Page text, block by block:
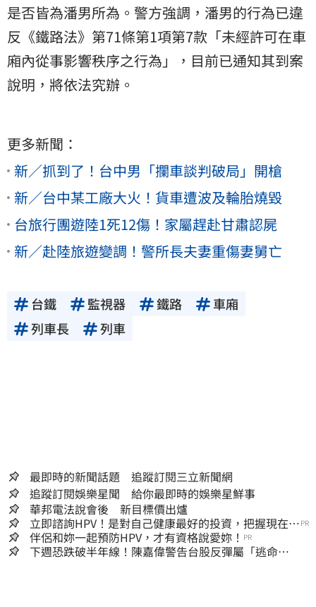
是否皆為潘男所為。警方強調，潘男的行為已違
反《鐵路法》第71條第1項第7款「未經許可在車
廂內從事影響秩序之行為」，目前已通知其到案
說明，將依法究辦。
更多新聞：
新／抓到了！台中男「攔車談判破局」開槍
新／台中某工廠大火！貨車遭波及輪胎燒毀
台旅行團遊陸1死12傷！家屬趕赴甘肅認屍
新／赴陸旅遊變調！警所長夫妻重傷妻舅亡
台鐵 監視器 鐵路
車廂
列車長
列車
最即時的新聞話題 追蹤訂閱三立新聞網
追蹤訂閱娛樂星聞 給你最即時的娛樂星鮮事
華邦電法說會後 新目標價出爐
立即諮詢HPV！是對自己健康最好的投資，把握現在不
嫌晚！
PR
伴侶和妳一起預防HPV，才有資格說愛妳！ PR
下週恐跌破半年線！陳嘉偉警告台股反彈屬「逃命